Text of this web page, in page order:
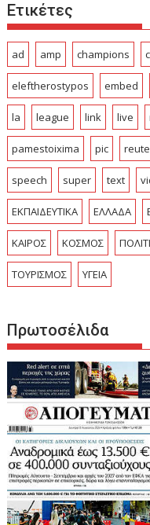
Ετικέτες
ad amp champions
eleftherostypos embed
la league link live
pamestoixima pic
speech super text
ΕΚΠΑΙΔΕΥΤΙΚΑ ΕΛΛΑΔΑ
ΚΑΙΡΟΣ ΚΟΣΜΟΣ
ΤΟΥΡΙΣΜΟΣ ΥΓΕΙΑ
Πρωτοσέλιδα